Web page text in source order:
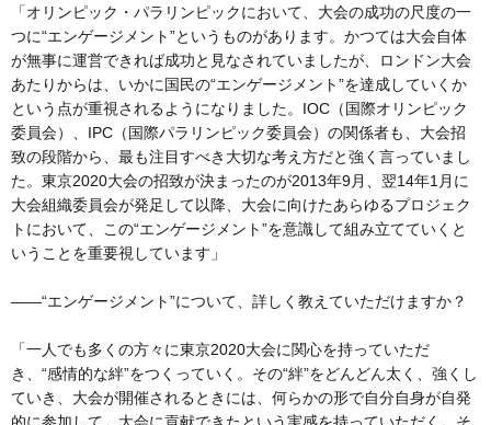
「オリンピック・パラリンピックにおいて、大会の成功の尺度の一
つに“エンゲージメント”というものがあります。かつては大会自体
が無事に運営できれば成功と見なされていましたが、ロンドン大会
あたりからは、いかに国民の“エンゲージメント”を達成していくか
という点が重視されるようになりました。IOC（国際オリンピック
委員会）、IPC（国際パラリンピック委員会）の関係者も、大会招
致の段階から、最も注目すべき大切な考え方だと強く言っていまし
た。東京2020大会の招致が決まったのが2013年9月、翌14年1月に
大会組織委員会が発足して以降、大会に向けたあらゆるプロジェク
トにおいて、この“エンゲージメント”を意識して組み立てていくと
いうことを重要視しています」
――“エンゲージメント”について、詳しく教えていただけますか？
「一人でも多くの方々に東京2020大会に関心を持っていただ
き、“感情的な絆”をつくっていく。その“絆”をどんどん太く、強くし
ていき、大会が開催されるときには、何らかの形で自分自身が自発
的に参加して、大会に貢献できたという実感を持っていただく。そ